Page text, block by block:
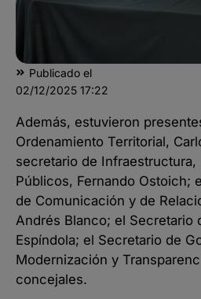
Publicado el
02/12/2025 17:22
Además, estuvieron
Ordenamiento Territorial,
secretario de Infraestructura,
Públicos, Fernando Ostoich;
de Comunicación y de
Andrés Blanco; el Secretario
Espíndola; el Secretario de
Modernización y
concejales.